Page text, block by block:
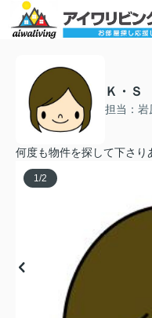
Ｋ・Ｓ
担当：岩
何度も物件を探して下さり
1/2